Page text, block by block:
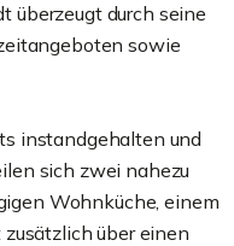
überzeugt durch seine
sowie
instandgehalten und
sich zwei nahezu
Wohnküche, einem
über einen